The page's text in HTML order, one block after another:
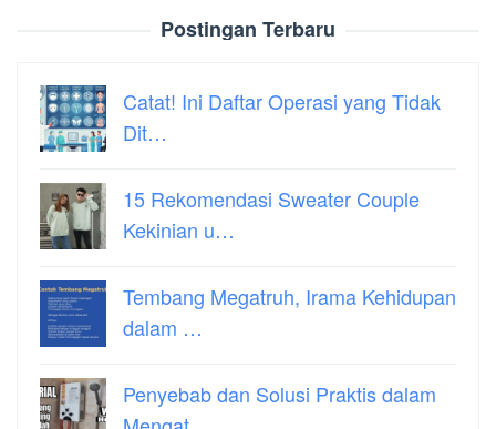
Postingan Terbaru
Catat! Ini Daftar Operasi yang Tidak
Dit…
15 Rekomendasi Sweater Couple
Kekinian u…
Tembang Megatruh, Irama Kehidupan
dalam …
Penyebab dan Solusi Praktis dalam